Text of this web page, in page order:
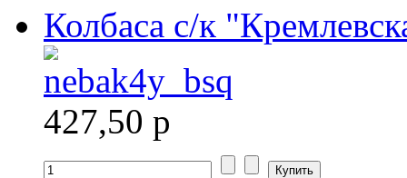
Колбаса с/к
427,50 р